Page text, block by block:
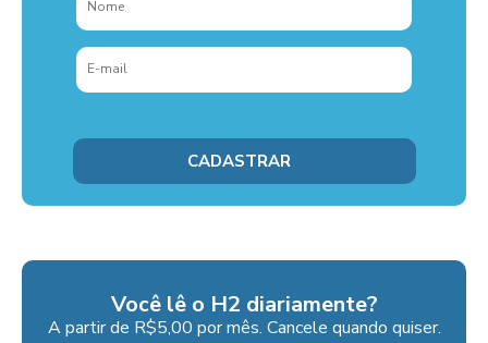
Você lê o H2 diariamente?
A partir de R$5,00 por mês. Cancele quando quiser.